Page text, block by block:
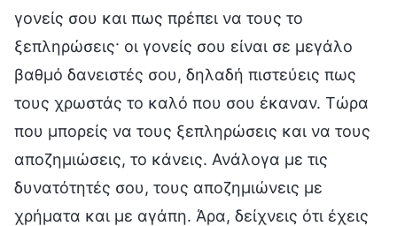
γονείς σου και πως πρέπει να τους το
ξεπληρώσεις· οι γονείς σου είναι σε μεγάλο
βαθμό δανειστές σου, δηλαδή πιστεύεις πως
τους χρωστάς το καλό που σου έκαναν. Τώρα
που μπορείς να τους ξεπληρώσεις και να τους
αποζημιώσεις, το κάνεις. Ανάλογα με τις
δυνατότητές σου, τους αποζημιώνεις με
χρήματα και με αγάπη. Άρα, δείχνεις ότι έχεις